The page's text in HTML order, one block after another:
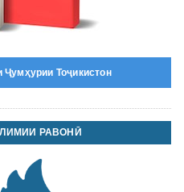
Ҷумҳурии Тоҷикистон
РАВОНӢ